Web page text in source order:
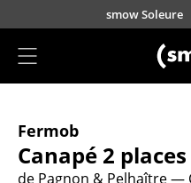
Accéder directement
smow Soleure
Sièges
Chaises de cuisine &
Fermob
Canapé 2
de Pagnon & Pelhaître—